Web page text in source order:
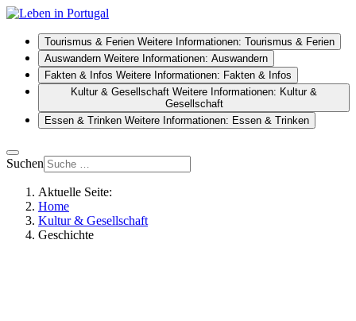
Tourismus & Ferien Weitere Informationen: Tourismus & Ferien
Auswandern Weitere Informationen: Auswandern
Fakten & Infos Weitere Informationen: Fakten & Infos
Kultur & Gesellschaft Weitere Informationen: Kultur &
Gesellschaft
Essen & Trinken Weitere Informationen: Essen & Trinken
Suchen
Aktuelle Seite:
Home
Kultur & Gesellschaft
Geschichte